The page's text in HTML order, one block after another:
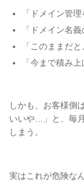
「ドメイン管
「ドメイン名
「このままだ
「今まで積み
しかも、お客様側
いいや…」と、毎
しまう。
実はこれが危険な